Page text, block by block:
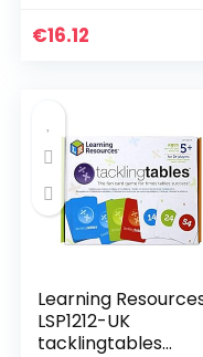
€16.12
Learning
LSP1212-UK
tacklingtables